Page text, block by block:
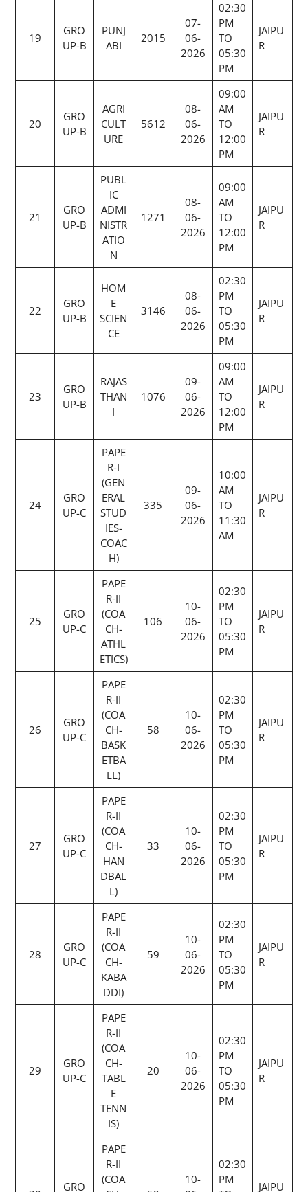
19
GRO
UP-B
PUNJ
ABI
2015
07-
06-
2026
02:30
PM
TO
05:30
PM
JAIPU
R
20
GRO
UP-B
AGRI
CULT
URE
5612
08-
06-
2026
09:00
AM
TO
12:00
PM
JAIPU
R
21
GRO
UP-B
PUBL
IC
ADMI
NISTR
ATIO
N
1271
08-
06-
2026
09:00
AM
TO
12:00
PM
JAIPU
R
22
GRO
UP-B
HOM
E
SCIEN
CE
3146
08-
06-
2026
02:30
PM
TO
05:30
PM
JAIPU
R
23
GRO
UP-B
RAJAS
THAN
I
1076
09-
06-
2026
09:00
AM
TO
12:00
PM
JAIPU
R
24
GRO
UP-C
PAPE
R-I
(GEN
ERAL
STUD
IES-
COAC
H)
335
09-
06-
2026
10:00
AM
TO
11:30
AM
JAIPU
R
25
GRO
UP-C
PAPE
R-II
(COA
CH-
ATHL
ETICS)
106
10-
06-
2026
02:30
PM
TO
05:30
PM
JAIPU
R
26
GRO
UP-C
PAPE
R-II
(COA
CH-
BASK
ETBA
LL)
58
10-
06-
2026
02:30
PM
TO
05:30
PM
JAIPU
R
27
GRO
UP-C
PAPE
R-II
(COA
CH-
HAN
DBAL
L)
33
10-
06-
2026
02:30
PM
TO
05:30
PM
JAIPU
R
28
GRO
UP-C
PAPE
R-II
(COA
CH-
KABA
DDI)
59
10-
06-
2026
02:30
PM
TO
05:30
PM
JAIPU
R
29
GRO
UP-C
PAPE
R-II
(COA
CH-
TABL
E
TENN
IS)
20
10-
06-
2026
02:30
PM
TO
05:30
PM
JAIPU
R
GRO
PAPE
R-II
(COA
10-
02:30
PM
JAIPU